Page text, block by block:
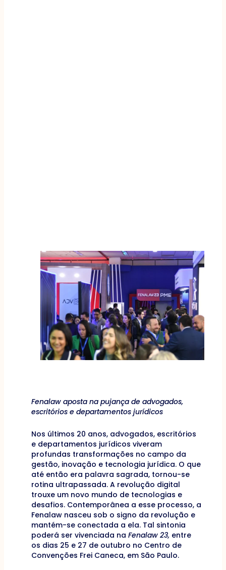
Fenalaw aposta na pujança de advogados,
escritórios e departamentos jurídicos
Nos últimos 20 anos, advogados, escritórios
e departamentos jurídicos viveram
profundas transformações no campo da
gestão, inovação e tecnologia jurídica. O que
até então era palavra sagrada, tornou-se
rotina ultrapassada. A revolução digital
trouxe um novo mundo de tecnologias e
desafios. Contemporânea a esse processo, a
Fenalaw nasceu sob o signo da revolução e
mantém-se conectada a ela. Tal sintonia
poderá ser vivenciada na Fenalaw 23,entre
os dias 25 e 27 de outubro no Centro de
Convenções Frei Caneca, em São Paulo.